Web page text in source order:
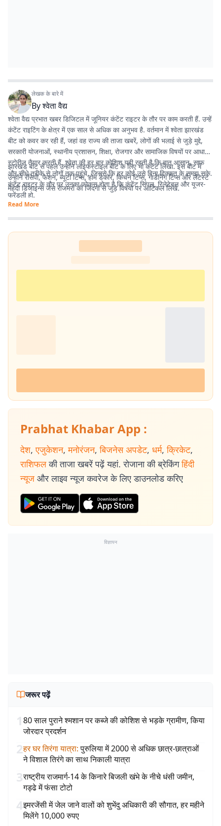
लेखक के बारे में
Byश्वेता वैद्य
श्वेता वैद्य प्रभात खबर डिजिटल में जूनियर कंटेंट राइटर के तौर पर काम करती हैं. उन्हें
कंटेंट राइटिंग के क्षेत्र में एक साल से अधिक का अनुभव है. वर्तमान में श्वेता झारखंड
बीट को कवर कर रही हैं, जहां वह राज्य की ताजा खबरें, लोगों की भलाई से जुड़े मुद्दे,
सरकारी योजनाओं, स्थानीय प्रशासन, शिक्षा, रोजगार और सामाजिक विषयों पर आधारित
स्टोरीज तैयार करती हैं. श्वेता की हर बार कोशिश यही रहती है कि बात आसान, साफ
और सीधे तरीके से लोगों तक पहुंचे, जिससे कि हर कोई उसे बिना दिक्कत के समझ सके.
कंटेंट राइटर के तौर पर उनका फोकस होता है कि कंटेंट सिंपल, रिलेटेबल और यूजर-
फ्रेंडली हो.
झारखंड बीट से पहले उन्होंने लाइफस्टाइल बीट के लिए भी कंटेंट लिखा. इस बीट में
उन्होंने रेसिपी, फैशन, ब्यूटी टिप्स, होम डेकोर, किचन टिप्स, गार्डनिंग टिप्स और लेटेस्ट
मेहंदी डिजाइन्स जैसे रोजमर्रा की जिंदगी से जुड़े विषयों पर आर्टिकल लिखे.
Read More
Prabhat Khabar App :
देश, एजुकेशन, मनोरंजन, बिजनेस अपडेट, धर्म, क्रिकेट,
राशिफल की ताजा खबरें पढ़ें यहां. रोजाना की ब्रेकिंग हिंदी
न्यूज और लाइव न्यूज कवरेज के लिए डाउनलोड करिए
विज्ञापन
जरूर पढ़ें
180 साल पुराने श्मशान पर कब्जे की कोशिश से भड़के ग्रामीण, किया
जोरदार प्रदर्शन
2हर घर तिरंगा यात्रा: पुरुलिया में 2000 से अधिक छात्र-छात्राओं
ने विशाल तिरंगे का साथ निकाली यात्रा
3राष्ट्रीय राजमार्ग-14 के किनारे बिजली खंभे के नीचे धंसी जमीन,
गड्ढे में फंसा टोटो
4इमरजेंसी में जेल जाने वालों को शुभेंदु अधिकारी की सौगात, हर महीने
मिलेंगे 10,000 रुपए